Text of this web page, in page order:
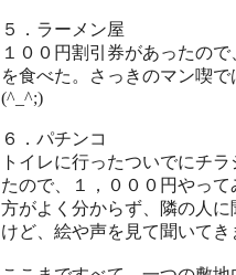
５．ラーメン屋
１００円割引券があったの
を食べた。さっきのマン喫
(^_^;)
６．パチンコ
トイレに行ったついでにチ
たので、１，０００円やっ
方がよく分からず、隣の人
けど、絵や声を見て聞いてき